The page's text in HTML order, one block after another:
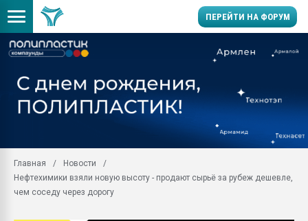
ПЕРЕЙТИ НА ФОРУМ
Вакуум-формовочные
28.07.2026
Главная
Новости
Нефтехимики взяли новую высоту - продают сырьё за рубеж дешевле,
чем соседу через дорогу